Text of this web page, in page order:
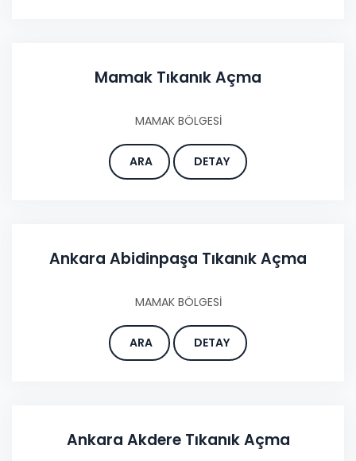
Mamak Tıkanık Açma
MAMAK BÖLGESİ
ARA DETAY
Ankara Abidinpaşa Tıkanık Açma
MAMAK BÖLGESİ
ARA DETAY
Ankara Akdere Tıkanık Açma